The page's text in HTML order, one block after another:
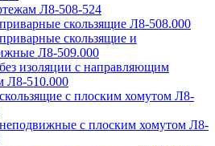
Л8-508-524
скользящие Л8-508.000
скользящие и
Л8-509.000
изоляции с направляющим
Л8-510.000
с плоским хомутом Л8-
с плоским хомутом Л8-